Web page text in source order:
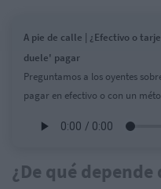
A pie de calle | ¿Efectivo o
duele' pagar
Preguntamos a los oyentes
pagar en efectivo o con un
¿De qué